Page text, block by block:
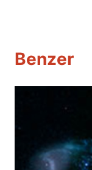
Benzer